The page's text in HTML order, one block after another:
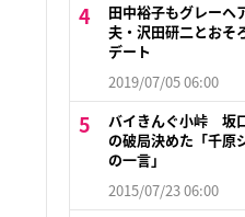
田中裕子もグレーヘ
夫・沢田研二とおそ
デート
2019/07/05 06:00
バイきんぐ小峠 坂
の破局決めた「千原
の一言」
2015/07/23 06:00